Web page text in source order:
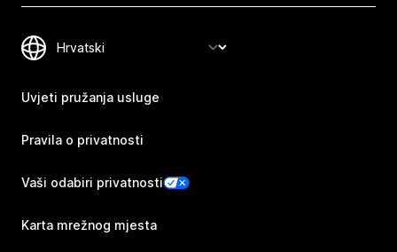
Uvjeti pružanja usluge
Pravila o privatnosti
Vaši odabiri privatnosti
Karta mrežnog mjesta